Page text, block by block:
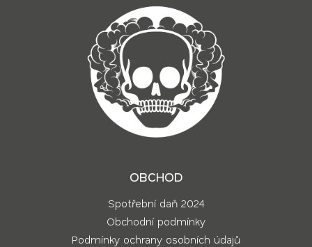
OBCHOD
Spotřební daň 2024
Obchodní podmínky
Podmínky ochrany osobních údajů